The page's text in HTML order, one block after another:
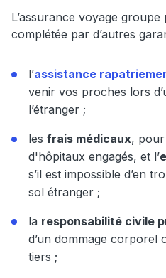
L’assurance voyage
complétée par d’autres
l’assistance
venir vos proches lors
l’étranger ;
les frais médicaux,
d'hôpitaux engagés, et l’
s’il est impossible d’en
sol étranger ;
la responsabilité civile
d’un dommage corporel
tiers ;